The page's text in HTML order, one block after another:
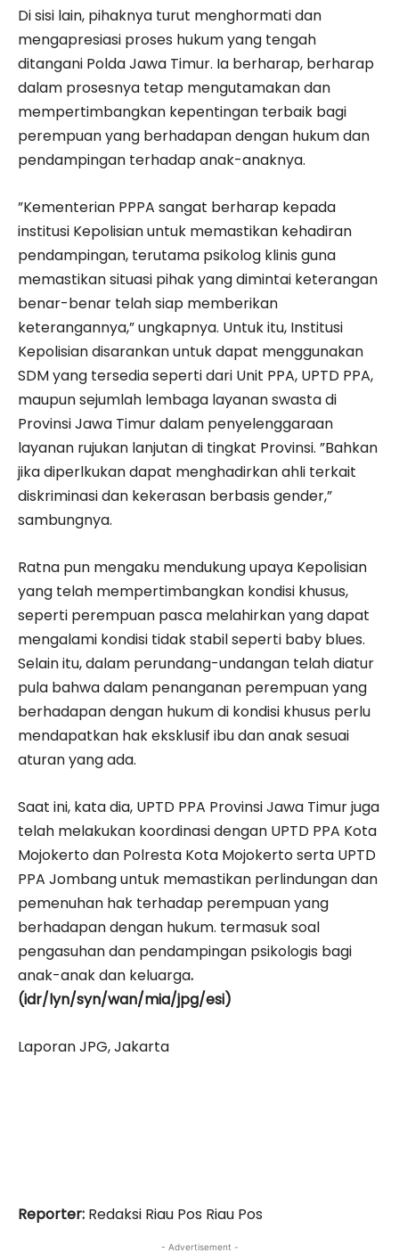
Di sisi lain, pihaknya turut menghormati dan
mengapresiasi proses hukum yang tengah
ditangani Polda Jawa Timur. Ia berharap, berharap
dalam prosesnya tetap mengutamakan dan
mempertimbangkan kepentingan terbaik bagi
perempuan yang berhadapan dengan hukum dan
pendampingan terhadap anak-anaknya.
”Kementerian PPPA sangat berharap kepada
institusi Kepolisian untuk memastikan kehadiran
pendampingan, terutama psikolog klinis guna
memastikan situasi pihak yang dimintai keterangan
benar-benar telah siap memberikan
keterangannya,” ungkapnya. Untuk itu, Institusi
Kepolisian disarankan untuk dapat menggunakan
SDM yang tersedia seperti dari Unit PPA, UPTD PPA,
maupun sejumlah lembaga layanan swasta di
Provinsi Jawa Timur dalam penyelenggaraan
layanan rujukan lanjutan di tingkat Provinsi. ”Bahkan
jika diperlkukan dapat menghadirkan ahli terkait
diskriminasi dan kekerasan berbasis gender,”
sambungnya.
Ratna pun mengaku mendukung upaya Kepolisian
yang telah mempertimbangkan kondisi khusus,
seperti perempuan pasca melahirkan yang dapat
mengalami kondisi tidak stabil seperti baby blues.
Selain itu, dalam perundang-undangan telah diatur
pula bahwa dalam penanganan perempuan yang
berhadapan dengan hukum di kondisi khusus perlu
mendapatkan hak eksklusif ibu dan anak sesuai
aturan yang ada.
Saat ini, kata dia, UPTD PPA Provinsi Jawa Timur juga
telah melakukan koordinasi dengan UPTD PPA Kota
Mojokerto dan Polresta Kota Mojokerto serta UPTD
PPA Jombang untuk memastikan perlindungan dan
pemenuhan hak terhadap perempuan yang
berhadapan dengan hukum. termasuk soal
pengasuhan dan pendampingan psikologis bagi
anak-anak dan keluarga.
(idr/lyn/syn/wan/mia/jpg/esi)
Laporan JPG, Jakarta
Reporter: Redaksi Riau Pos Riau Pos
- Advertisement -